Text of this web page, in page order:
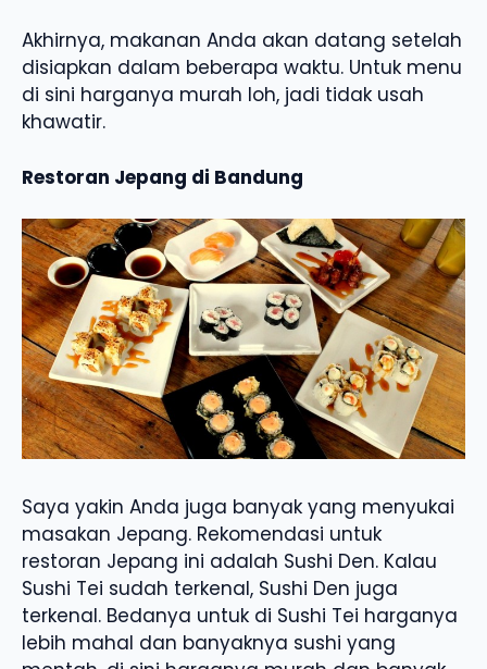
Akhirnya, makanan Anda akan datang setelah
disiapkan dalam beberapa waktu. Untuk menu
di sini harganya murah loh, jadi tidak usah
khawatir.
Restoran Jepang di Bandung
Saya yakin Anda juga banyak yang menyukai
masakan Jepang. Rekomendasi untuk
restoran Jepang ini adalah Sushi Den. Kalau
Sushi Tei sudah terkenal, Sushi Den juga
terkenal. Bedanya untuk di Sushi Tei harganya
lebih mahal dan banyaknya sushi yang